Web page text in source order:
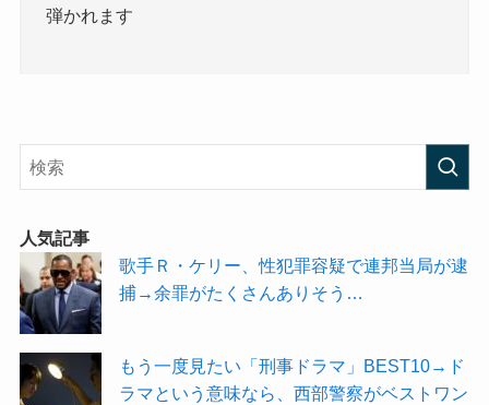
弾かれます
人気記事
歌手Ｒ・ケリー、性犯罪容疑で連邦当局が逮
捕→余罪がたくさんありそう…
もう一度見たい「刑事ドラマ」BEST10→ド
ラマという意味なら、西部警察がベストワン